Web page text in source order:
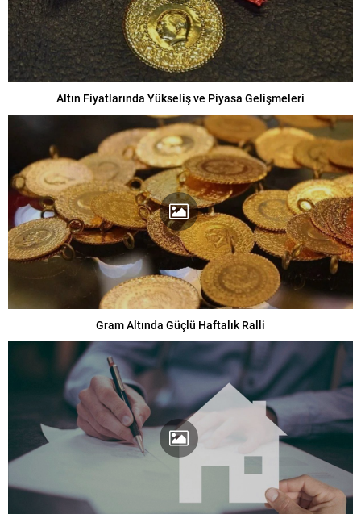
Altın Fiyatlarında Yükseliş ve Piyasa Gelişmeleri
Gram Altında Güçlü Haftalık Ralli